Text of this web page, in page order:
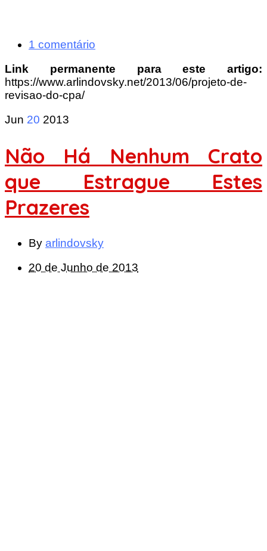
1 comentário
Link permanente para este artigo:
https://www.arlindovsky.net/2013/06/projeto-de-
revisao-do-cpa/
Jun 20 2013
Não Há Nenhum Crato
que Estrague Estes
Prazeres
By arlindovsky
20 de Junho de 2013